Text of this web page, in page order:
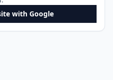
with Google